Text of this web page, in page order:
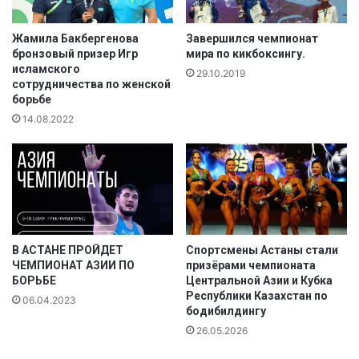
д
е
ж
н
ы
й
ч
м
п
н
т
Р
с
Жамила Бакбергенова
бронзовый призер Игр
исламского
сотрудничества по женской
борьбе
14.08.2022
Завершился чемпионат
мира по кикбоксингу.
29.10.2019
В АСТАНЕ ПРОЙДЕТ
ЧЕМПИОНАТ АЗИИ ПО
БОРЬБЕ
06.04.2023
Спортсмены Астаны стали
призёрами чемпионата
Центральной Азии и Кубка
Республики Казахстан по
бодибилдингу
26.05.2026